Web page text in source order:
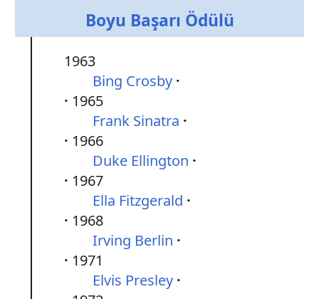
Boyu Başarı Ödülü
1963
Bing Crosby
1965
Frank Sinatra
1966
Duke Ellington
1967
Ella Fitzgerald
1968
Irving Berlin
1971
Elvis Presley